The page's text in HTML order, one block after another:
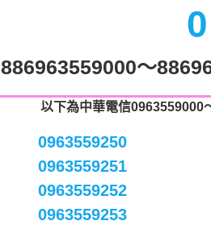
0
886963559000～
以下為中華電信0963559000
0963559250
0963559251
0963559252
0963559253